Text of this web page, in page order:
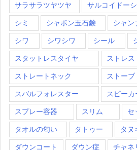
サラサラツヤツヤ サルコイドー
シミ シャボン玉石鹸 シャン
シワ シワシワ シール
スタットレスタイヤ ストレス
ストレートネック ストーブ
スバルフォレスター スピーカ
スプレー容器 スリム セ
タオルの匂い タトゥー タヌ
ダウンコート ダウン症 チャネ